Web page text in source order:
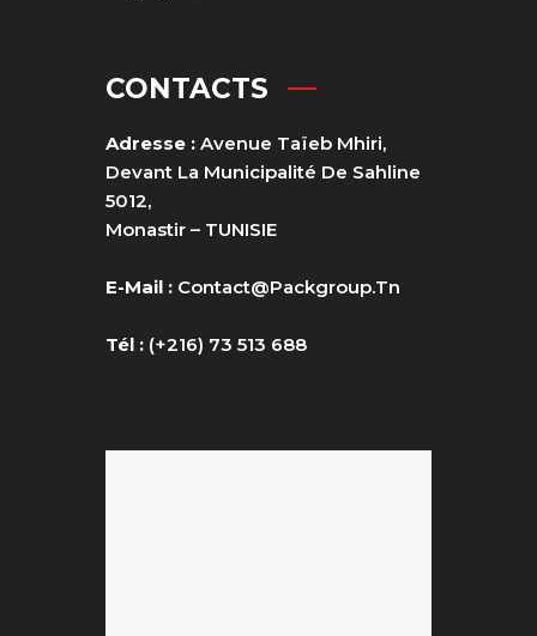
CONTACTS
Adresse : Avenue Taïeb Mhiri,
Devant La Municipalité De Sahline
5012,
Monastir – TUNISIE
E-Mail : Contact@packgroup.tn
Tél : (+216) 73 513 688